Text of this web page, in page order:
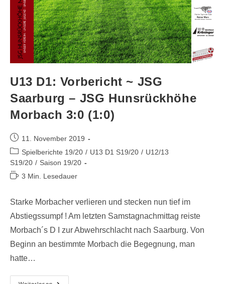
U13 D1: Vorbericht ~ JSG
Saarburg – JSG Hunsrückhöhe
Morbach 3:0 (1:0)
11. November 2019
Spielberichte 19/20 / U13 D1 S19/20 / U12/13
S19/20 / Saison 19/20
3 Min. Lesedauer
Starke Morbacher verlieren und stecken nun tief im
Abstiegssumpf ! Am letzten Samstagnachmittag reiste
Morbach´s D I zur Abwehrschlacht nach Saarburg. Von
Beginn an bestimmte Morbach die Begegnung, man
hatte…